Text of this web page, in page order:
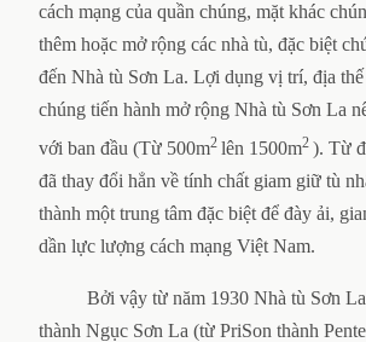
cách mạng của quần chúng, mặt khác
thêm hoặc mở rộng các nhà tù, đặc biệt
đến Nhà tù Sơn La. Lợi dụng vị trí, địa thế
chúng tiến hành mở rộng Nhà tù Sơn La
với ban đầu (Từ 500m2 lên 1500m2 ). Từ
đã thay đổi hẳn về tính chất giam giữ tù
thành một trung tâm đặc biệt để đày ải,
dần lực lượng cách mạng Việt Nam.
Bởi vậy từ năm 1930 Nhà tù Sơn La
thành Ngục Sơn La (từ PriSon thành